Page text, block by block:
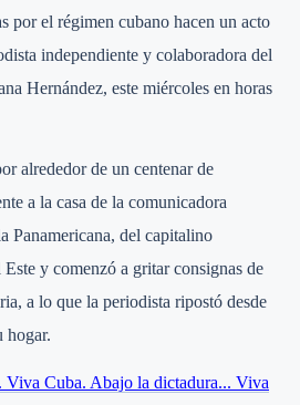
por el régimen cubano hacen un acto
independiente y colaboradora del
Hernández, este miércoles en horas
alrededor de un centenar de
a la casa de la comunicadora
Panamericana, del capitalino
y comenzó a gritar consignas de
a lo que la periodista ripostó desde
hogar.
Viva Cuba. Abajo la dictadura... Viva